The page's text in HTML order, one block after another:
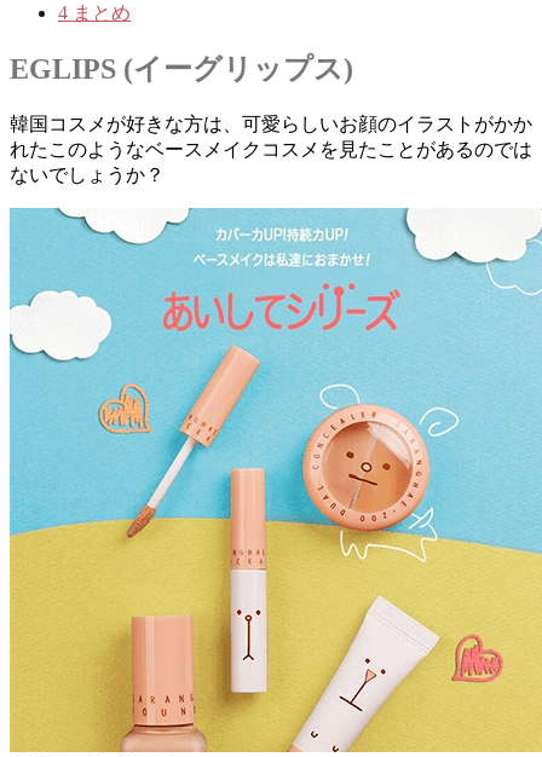
4 まとめ
EGLIPS (イーグリップス)
韓国コスメが好きな方は、可愛らしいお顔のイラストがかか
れたこのようなベースメイクコスメを見たことがあるのでは
ないでしょうか？